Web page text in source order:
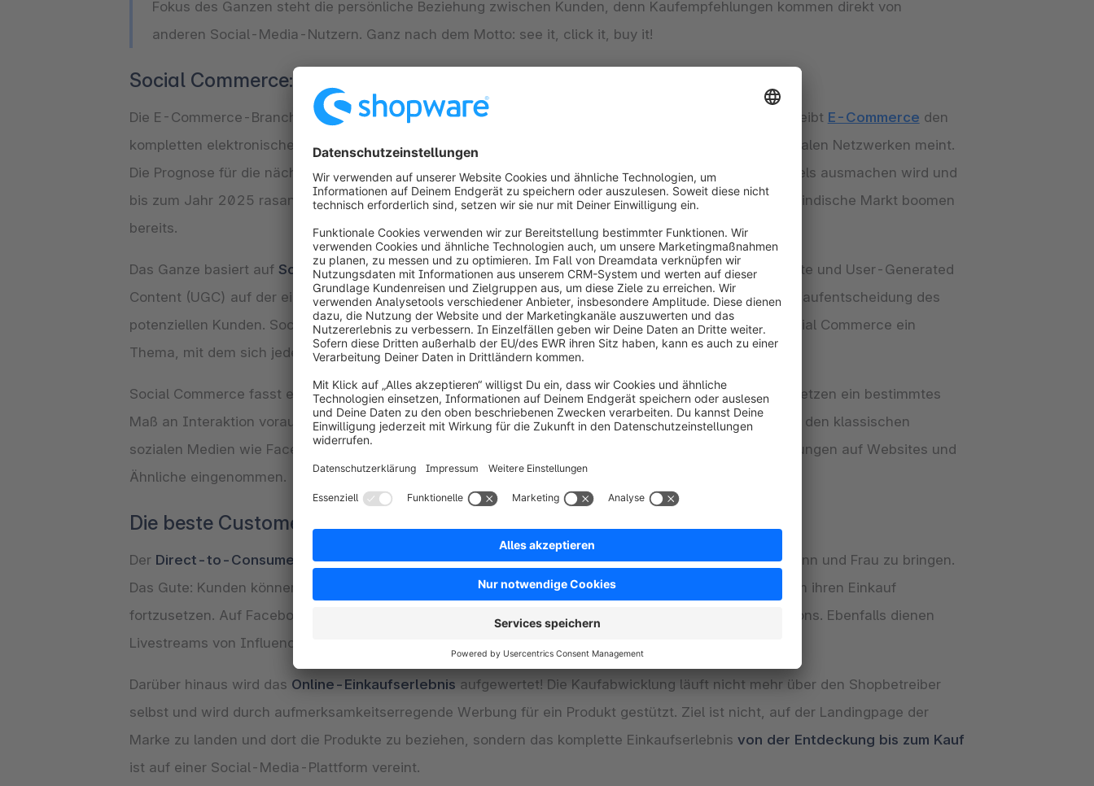
Fokus des Ganzen steht die persönliche Beziehung zwischen Kunden, denn Kaufempfehlungen kommen direkt von
anderen Social-Media-Nutzern. Ganz nach dem Motto: see it, click it, buy it!
Social Commerce: Die Zukunft des Onlinehandels?
Die E-Commerce-Branche verbucht jährlich Gewinne von . Dabei beschreibt E-Commerce den
kompletten elektronischen Handel, während Social Commerce lediglich die Einkäufe innerhalb von sozialen Netzwerken meint.
Die Prognose für die nächsten Jahre besagt, dass Social Commerce einen großen Teil des Onlinehandels ausmachen wird und
bis zum Jahr 2025 rasant an Umsatz zulegt (Quelle: Accenture). Sowohl der chinesische als auch der indische Markt boomen
bereits.
Das Ganze basiert auf Social Proof:Unternehmen spielen Bewertungen von Kunden, Erfahrungsberichte und User-Generated
Content (UGC) auf der eigenen Website aus. Diese unterstützen bei der Customer Journey sowie der Kaufentscheidung des
potenziellen Kunden. Social Ads sind zudem eine Ergänzung, um Kunden anzulocken. Demnach ist Social Commerce ein
Thema, mit dem sich jedes Unternehmen befassen sollte.
Social Commerce fasst einegroße Anzahl an Marketingstrategienunter einem Hut zusammen. Alle setzen ein bestimmtes
Maß an Interaktion voraus. Soziale Medien sind in diesem Sinne ein weit gefasster Begriff, denn neben den klassischen
sozialen Medien wie Facebook und TikTok sind bei
auch der Amazon-Shop, Bewertungen auf Websites und
Ähnliche eingenommen.
Die beste Customer Journey mit Social Commerce
Der Direct-to-Consumer ( D2C)Vertrieb bietet Unternehmen eine große Chance, ihre Produkte an Mann und Frau zu bringen.
Das Gute: Kunden können alles über eine App machen und müssen keine externe Website aufrufen, um ihren Einkauf
fortzusetzen. Auf Facebook, Pinterest und Instagram existieren bereits integrierte “Jetzt Kaufen”-Buttons. Ebenfalls dienen
Livestreams von Influencern als Basis für Social Commerce und die steigende Nachfrage.
Darüber hinaus wird das Online-Einkaufserlebnis aufgewertet! Die Kaufabwicklung läuft nicht mehr über den Shopbetreiber
selbst und wird durch aufmerksamkeitserregende Werbung für ein Produkt gestützt. Ziel ist nicht, auf der Landingpage der
Marke zu landen und dort die Produkte zu beziehen, sondern das komplette Einkaufserlebnis von der Entdeckung bis zum Kauf
ist auf einer Social-Media-Plattform vereint.